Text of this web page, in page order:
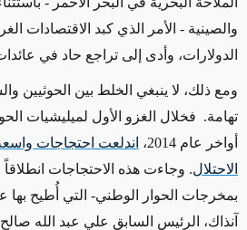
والصينية - الأمر الذي كبد الاقتصادات
الدولارات، وأدى إلى تراجع حاد في
ومع ذلك، لا ينبغي الخلط بين الحوثيين
تهامة. فخلال الغزو الأول لميليشيات
أواخر عام 2014،
اندلعت احتجاجات
الاحتلال. وجاءت هذه الاحتجاجات
بمخرجات الحوار الوطني- التي أُطيح بها
آنذاك، الرئيس السابق علي عبد الله